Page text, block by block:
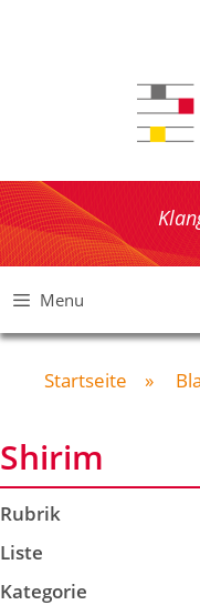
Menu
Startseite »
Shirim
Rubrik
Liste
Kategorie